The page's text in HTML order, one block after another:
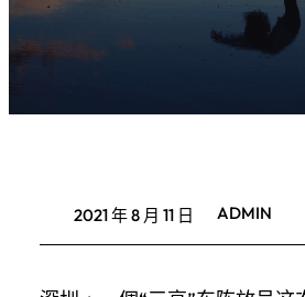
2021 年 8 月 11 日 ADMIN